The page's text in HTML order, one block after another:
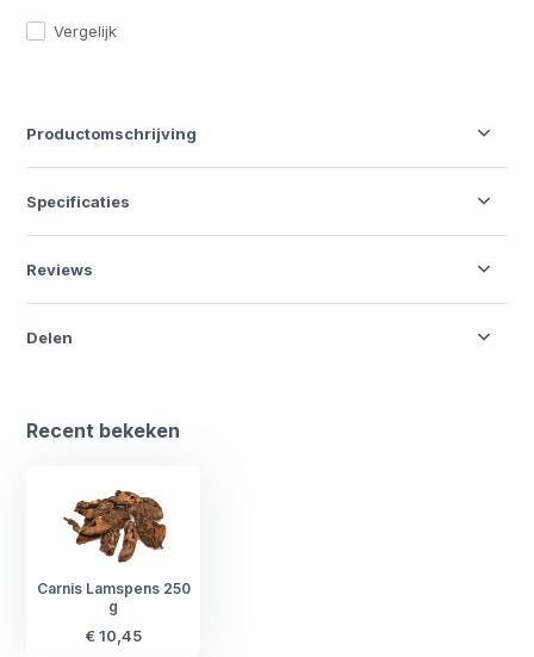
Vergelijk
Productomschrijving
Specificaties
Reviews
Delen
Recent bekeken
Carnis Lamspens 250
g
€ 10,45